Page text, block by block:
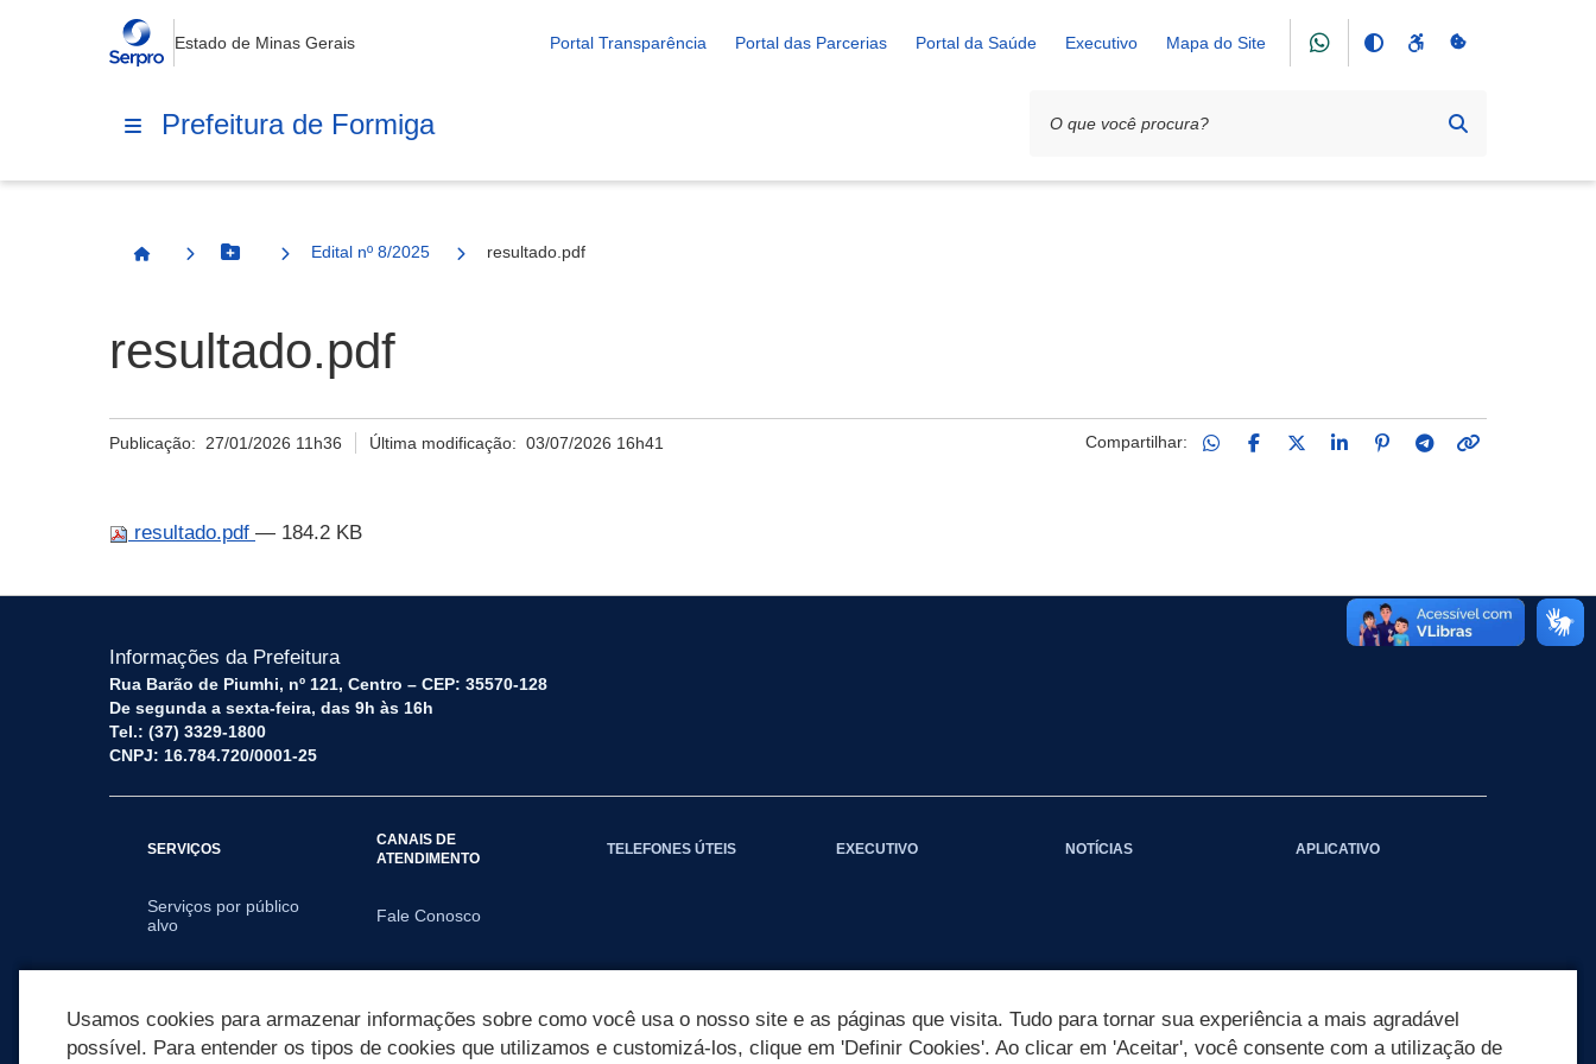
Estado de Minas Gerais Portal Transparência Portal das Parcerias Portal da Saúde Executivo Mapa do Site
Prefeitura de Formiga
Página InicialBotão Menu
Edital nº 8/2025 resultado.pdf
resultado.pdf
Publicação: 27/01/2026 11h36 Última modificação:03/07/2026 16h41 Compartilhar:
resultado.pdf — 184.2 KB
Informações da Prefeitura
Rua Barão de Piumhi, nº 121, Centro – CEP: 35570-128
De segunda a sexta-feira, das 9h às 16h
Tel.: (37) 3329-1800
CNPJ: 16.784.720/0001-25
SERVIÇOS
Serviços por público
alvo
CANAIS DE
ATENDIMENTO
Fale Conosco
TELEFONES ÚTEIS EXECUTIVO NOTÍCIAS APLICATIVO
Usamos cookies para armazenar informações sobre como você usa o nosso site e as páginas que visita. Tudo para tornar sua experiência a mais agradável
possível. Para entender os tipos de cookies que utilizamos e customizá-los, clique em 'Definir Cookies'. Ao clicar em 'Aceitar', você consente com a utilização de